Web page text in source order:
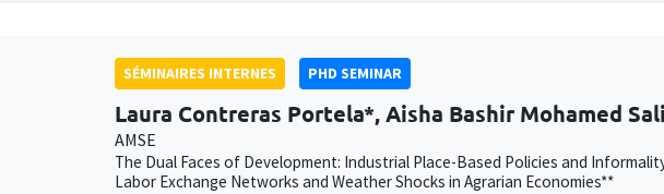
SÉMINAIRES INTERNES PHD SEMINAR
Laura Contreras Portela*, Aisha Bashir Mohamed
AMSE
The Dual Faces of Development: Industrial Place-Based Policies and
Labor Exchange Networks and Weather Shocks in Agrarian Economies**